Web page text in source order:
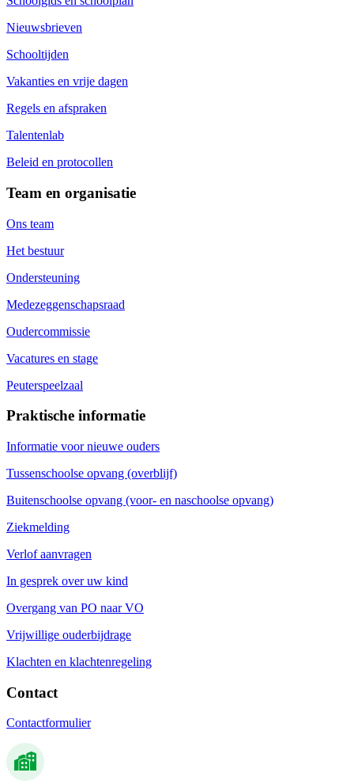
Nieuwsbrieven
Schooltijden
Vakanties en vrije dagen
Regels en afspraken
Talentenlab
Beleid en protocollen
Team en organisatie
Ons team
Het bestuur
Ondersteuning
Medezeggenschapsraad
Oudercommissie
Vacatures en stage
Peuterspeelzaal
Praktische informatie
Informatie voor nieuwe ouders
Tussenschoolse opvang (overblijf)
Buitenschoolse opvang (voor- en naschoolse opvang)
Ziekmelding
Verlof aanvragen
In gesprek over uw kind
Overgang van PO naar VO
Vrijwillige ouderbijdrage
Klachten en klachtenregeling
Contact
Contactformulier